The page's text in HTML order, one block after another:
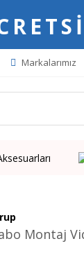
Markalarımız
Montaj